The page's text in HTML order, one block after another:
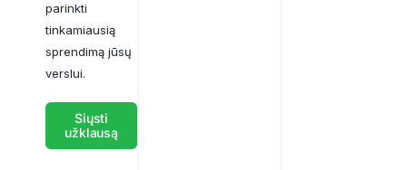
parinkti
tinkamiausią
sprendimą jūsų
verslui.
Siųsti
užklausą